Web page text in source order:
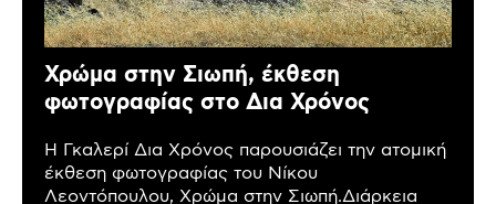
Χρώμα στην Σιωπή, έκθεση
φωτογραφίας στο Δια Χρόνος
Η Γκαλερί Δια Χρόνος παρουσιάζει την ατομική
έκθεση φωτογραφίας του Νίκου
Λεοντόπουλου, Χρώμα στην Σιωπή.Διάρκεια